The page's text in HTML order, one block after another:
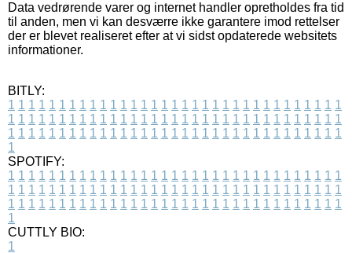
Data vedrørende varer og internet handler opretholdes fra tid
til anden, men vi kan desværre ikke garantere imod rettelser
der er blevet realiseret efter at vi sidst opdaterede websitets
informationer.
BITLY:
1 1 1 1 1 1 1 1 1 1 1 1 1 1 1 1 1 1 1 1 1 1 1 1 1 1 1 1 1 1 1 1 1
1 1 1 1 1 1 1 1 1 1 1 1 1 1 1 1 1 1 1 1 1 1 1 1 1 1 1 1 1 1 1 1 1
1 1 1 1 1 1 1 1 1 1 1 1 1 1 1 1 1 1 1 1 1 1 1 1 1 1 1 1 1 1 1 1 1
1
SPOTIFY:
1 1 1 1 1 1 1 1 1 1 1 1 1 1 1 1 1 1 1 1 1 1 1 1 1 1 1 1 1 1 1 1 1
1 1 1 1 1 1 1 1 1 1 1 1 1 1 1 1 1 1 1 1 1 1 1 1 1 1 1 1 1 1 1 1 1
1 1 1 1 1 1 1 1 1 1 1 1 1 1 1 1 1 1 1 1 1 1 1 1 1 1 1 1 1 1 1 1 1
1
CUTTLY BIO:
1